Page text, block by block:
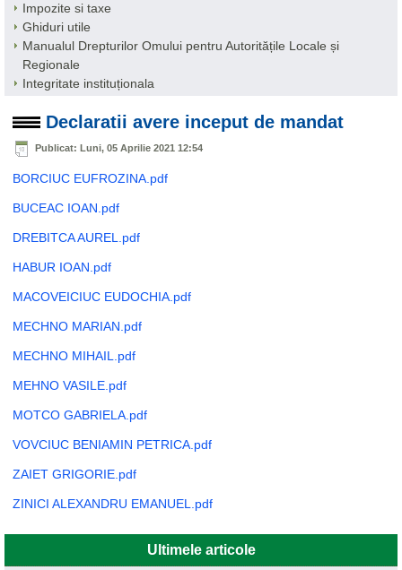
Impozite si taxe
Ghiduri utile
Manualul Drepturilor Omului pentru Autoritățile Locale și
Regionale
Integritate instituționala
Declaratii avere inceput de mandat
Publicat: Luni, 05 Aprilie 2021 12:54
BORCIUC EUFROZINA.pdf
BUCEAC IOAN.pdf
DREBITCA AUREL.pdf
HABUR IOAN.pdf
MACOVEICIUC EUDOCHIA.pdf
MECHNO MARIAN.pdf
MECHNO MIHAIL.pdf
MEHNO VASILE.pdf
MOTCO GABRIELA.pdf
VOVCIUC BENIAMIN PETRICA.pdf
ZAIET GRIGORIE.pdf
ZINICI ALEXANDRU EMANUEL.pdf
Ultimele articole